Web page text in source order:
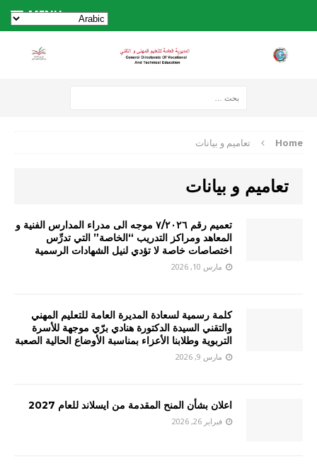
MENU
Home تعاميم و بيانات
تعاميم و بيانات
تعميم رقم ٧/٢٠٢٦ موجه الى مدراء المدارس الفنية و
المعاهد ومراكز التدريب “الخاصة” التي تدرِّس
اختصاصات خاصة لا تؤدي لنيل الشهادات الرسمية
مارس 10, 2026
كلمة رسمية لسعادة المديرة العامة للتعليم المهني
والتقني السيدة الدكتورة هنادي برّي موجهة للأسرة
التربوية وطلابنا الأعزاء بمناسبة الأوضاع الحالية الصعبة
مارس 9, 2026
اعلان بشأن المنح المقدمة من ايسلاند للعام 2027
فبراير 26, 2026